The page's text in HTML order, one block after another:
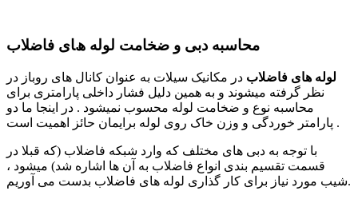
ﻣﺤﺎﺳﺒﻪ دﺑﯽ و ضخامت لوله ھﺎی ﻓﺎﺿﻼب
ﻟﻮﻟﻪ ﻫﺎی ﻓﺎﺿﻼب در ﻣﮑﺎﻧﯿﮏ ﺳﯿﻼت ﺑﻪ ﻋﻨﻮان ﮐﺎﻧﺎل ﻫﺎی روﺑﺎز در
ﻧﻈﺮ ﮔﺮﻓﺘﻪ ﻣﯿﺸﻮﻧﺪ و ﺑﻪ ﻫﻤﯿﻦ دﻟﯿﻞ ﻓﺸﺎر داﺧﻠﯽ ﭘﺎراﻣﺘﺮی ﺑﺮای
ﻣﺤﺎﺳﺒﻪ ﻧﻮع و ﺿﺨﺎﻣﺖ ﻟﻮﻟﻪ ﻣﺤﺴﻮب ﻧﻤﯿﺸﻮد . در اﯾﻨﺠﺎ ﻣﺎ دو
ﭘﺎراﻣﺘﺮ ﺧﻮردﮔﯽ و وزن ﺧﺎک روی ﻟﻮﻟﻪ ﺑﺮاﯾﻤﺎن ﺣﺎﺋﺰ اﻫﻤﯿﺖ اﺳﺖ .
ﺑﺎ ﺗﻮﺟﻪ ﺑﻪ دﺑﯽ ﻫﺎی ﻣﺨﺘﻠﻒ ﮐﻪ وارد ﺷﺒﮑﻪ ﻓﺎﺿﻼب (ﮐﻪ ﻗﺒﻼ در
ﻗﺴﻤﺖ ﺗﻘﺴﯿﻢ ﺑﻨﺪی اﻧﻮاع ﻓﺎﺿﻼب ﺑﻪ آن ﻫﺎ اﺷﺎره ﺷﺪ) ﻣﯿﺸﻮد ،
ﺷﯿﺐ ﻣﻮرد ﻧﯿﺎز ﺑﺮای ﮐﺎر ﮔﺬاری ﻟﻮﻟﻪ ﻫﺎی ﻓﺎﺿﻼب ﺑﺪﺳﺖ ﻣﯽ آورﯾﻢ.